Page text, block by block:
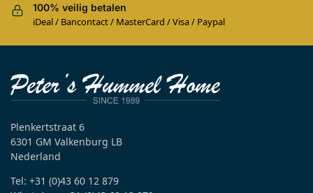
100% veilig betalen
iDeal / Bancontact / MasterCard / Visa / Paypal
Plenkertstraat 6
6301 GM Valkenburg LB
Nederland
Tel: +31 (0)43 60 12 879